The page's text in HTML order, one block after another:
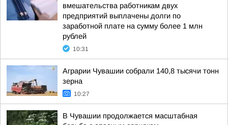
вмешательства работникам двух
предприятий выплачены долги по
заработной плате на сумму более 1 млн
рублей
10:31
Аграрии Чувашии собрали 140,8 тысячи тонн
зерна
10:27
В Чувашии продолжается масштабная